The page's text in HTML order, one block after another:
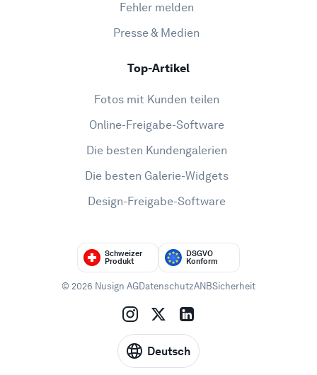
Fehler melden
Presse & Medien
Top-Artikel
Fotos mit Kunden teilen
Online-Freigabe-Software
Die besten Kundengalerien
Die besten Galerie-Widgets
Design-Freigabe-Software
Schweizer
Produkt
DSGVO
Konform
© 2026 Nusign AGDatenschutzANBSicherheit
Deutsch